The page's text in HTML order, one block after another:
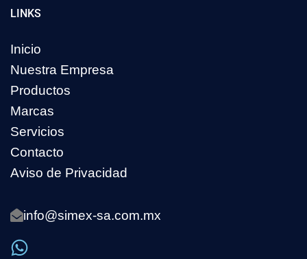
LINKS
Inicio
Nuestra Empresa
Productos
Marcas
Servicios
Contacto
Aviso de Privacidad
info@simex-sa.com.mx